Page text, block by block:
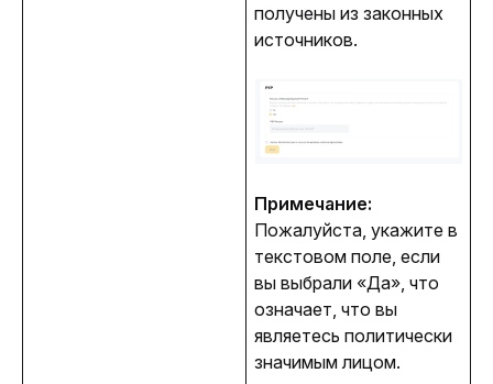
получены из законных
источников.
Пожалуйста, укажите в
текстовом поле, если
вы выбрали «Да», что
означает, что вы
являетесь политически
значимым лицом.